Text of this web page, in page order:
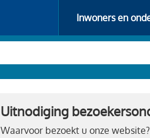
Inwoners en
Uitnodiging
Waarvoor bezoekt u onze